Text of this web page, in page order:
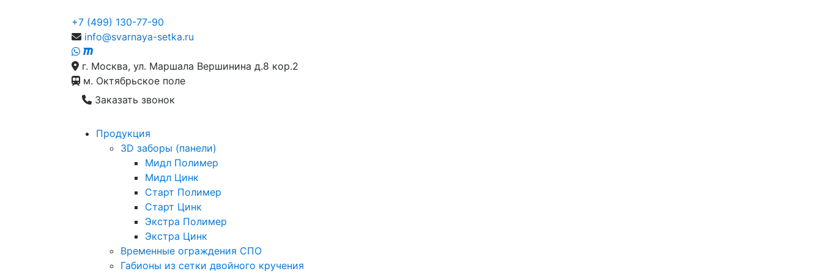
+7 (499) 130-77-90
info@svarnaya-setka.ru
г. Москва, ул. Маршала Вершинина д.8 кор.2
м. Октябрьское поле
Заказать звонок
Продукция
3D заборы (панели)
Мидл Полимер
Мидл Цинк
Старт Полимер
Старт Цинк
Экстра Полимер
Экстра Цинк
Временные ограждения СПО
Габионы из сетки двойного кручения